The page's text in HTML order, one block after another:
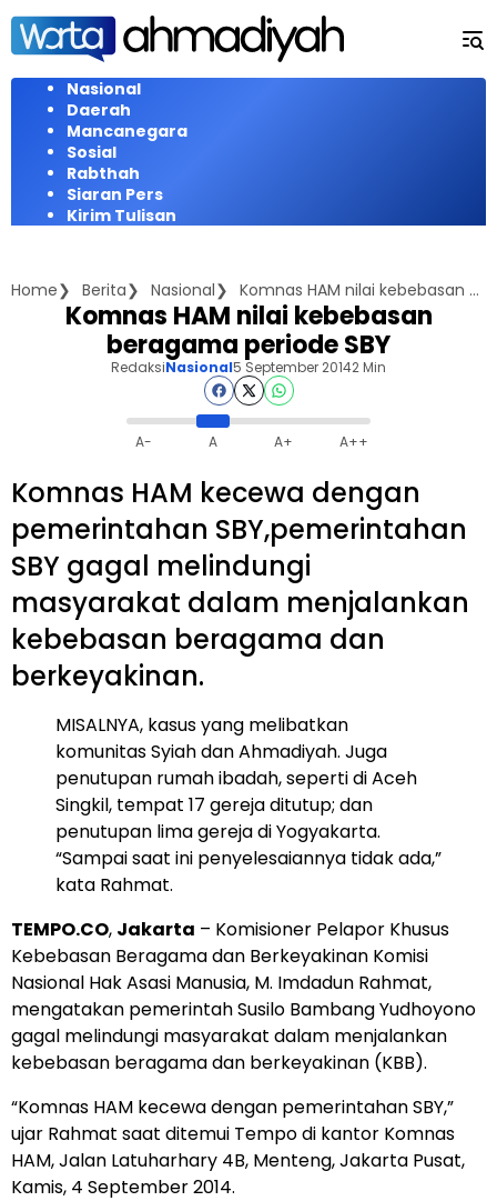
Langsung
konten
Nasional
Daerah
Mancanegara
Sosial
Rabthah
Siaran Pers
Kirim Tulisan
Home Berita Nasional Komnas HAM nilai kebebasan beragama periode SBY
Komnas HAM nilai kebebasan
beragama periode SBY
RedaksiNasional5 September 20142 Min
A- A A+ A++
Komnas HAM kecewa dengan
pemerintahan SBY,pemerintahan
SBY gagal melindungi
masyarakat dalam menjalankan
kebebasan beragama dan
berkeyakinan.
MISALNYA, kasus yang melibatkan
komunitas Syiah dan Ahmadiyah. Juga
penutupan rumah ibadah, seperti di Aceh
Singkil, tempat 17 gereja ditutup; dan
penutupan lima gereja di Yogyakarta.
“Sampai saat ini penyelesaiannya tidak ada,”
kata Rahmat.
TEMPO.CO, Jakarta – Komisioner Pelapor Khusus
Kebebasan Beragama dan Berkeyakinan Komisi
Nasional Hak Asasi Manusia, M. Imdadun Rahmat,
mengatakan pemerintah Susilo Bambang Yudhoyono
gagal melindungi masyarakat dalam menjalankan
kebebasan beragama dan berkeyakinan (KBB).
“Komnas HAM kecewa dengan pemerintahan SBY,”
ujar Rahmat saat ditemui Tempo di kantor Komnas
HAM, Jalan Latuharhary 4B, Menteng, Jakarta Pusat,
Kamis, 4 September 2014.